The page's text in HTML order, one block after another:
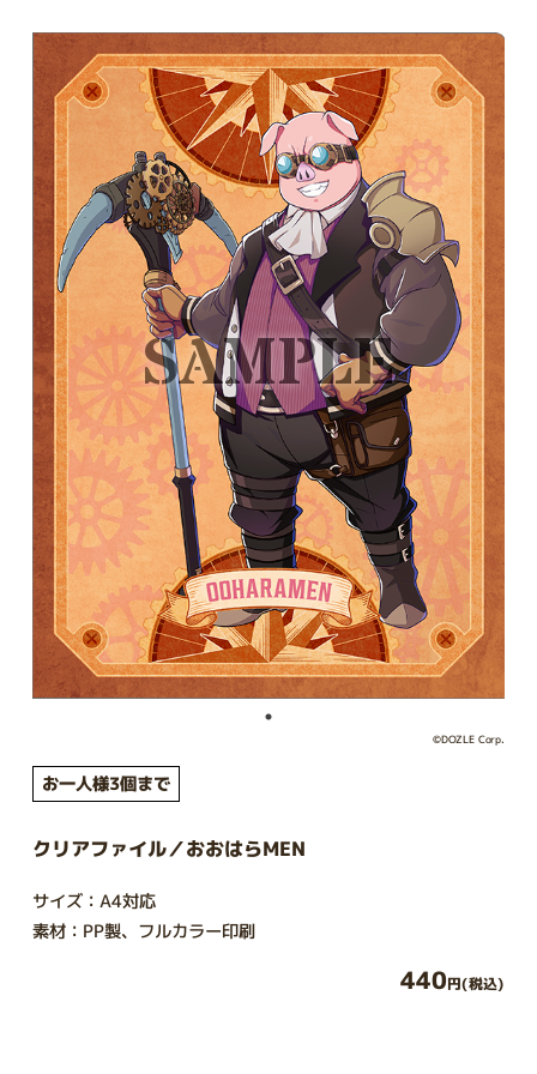
©DOZLE Corp.
お一人様3個まで
クリアファイル／おおはらMEN
サイズ：A4対応
素材：PP製、フルカラー印刷
440円(税込)